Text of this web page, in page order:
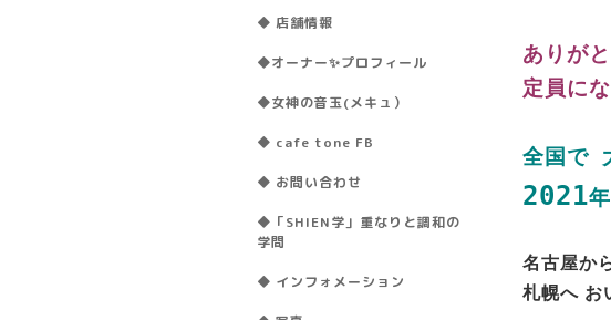
ありが
定員に
全国で
2021年
名古屋か
札幌へ お
◆ 店舗情報
◆オーナー✨プロフィール
◆女神の音玉(メキュ）
◆ cafe tone FB
◆ お問い合わせ
◆「SHIEN学」重なりと調和の
学問
◆ インフォメーション